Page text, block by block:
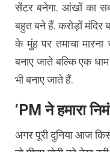
सेंटर बनेगा. आंखों का
बहुत बने हैं. करोड़ों मंदिर
के मुंह पर तमाचा
बनाए जाते बल्कि एक
भी बनाए जाते हैं.
‘PM ने हमारा
अगर पूरी दुनिया आज